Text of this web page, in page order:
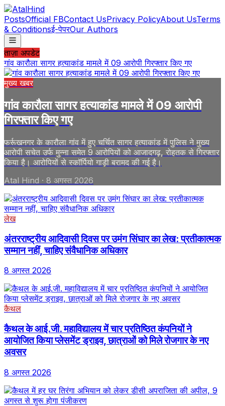
PostsOfficial FBContact UsPrivacy PolicyAbout UsTerms
& Conditionsई-पेपरOur Authors
ताज़ा अपडेट
गांव कारौला सागर हत्याकांड मामले में 09 आरोपी गिरफ्तार किए गए
मुख्य खबर
गांव कारौला सागर हत्याकांड मामले में 09 आरोपी
गिरफ्तार किए गए
फर्रूखनगर के कारौला गांव में हुए चर्चित सागर हत्याकांड में पुलिस ने मुख्य
आरोपी सचेत उर्फ मुन्ना समेत 9 आरोपियों को आजादगढ़, रोहतक से गिरफ्तार
किया है। आरोपियों से स्कॉर्पियो गाड़ी बरामद की गई है।
Atal Hind · 8 अगस्त 2026
लेख
अंतरराष्ट्रीय आदिवासी दिवस पर उमंग सिंघार का लेख: प्रतीकात्मक
सम्मान नहीं, चाहिए संवैधानिक अधिकार
8 अगस्त 2026
कैथल
कैथल के आई.जी. महाविद्यालय में चार प्रतिष्ठित कंपनियों ने
आयोजित किया प्लेसमेंट ड्राइव, छात्राओं को मिले रोजगार के नए
अवसर
8 अगस्त 2026